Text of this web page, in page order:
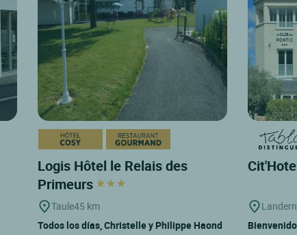
Logis Hôtel le Relais des
Primeurs
Taule45 km
Todos los días, Christelle y Philippe Haond